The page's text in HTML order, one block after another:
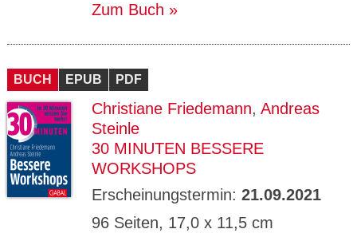
Zum Buch
BUCH EPUB PDF
Christiane Friedemann, Andreas
Steinle
30 MINUTEN BESSERE
WORKSHOPS
Erscheinungstermin: 21.09.2021
96 Seiten, 17,0 x 11,5 cm